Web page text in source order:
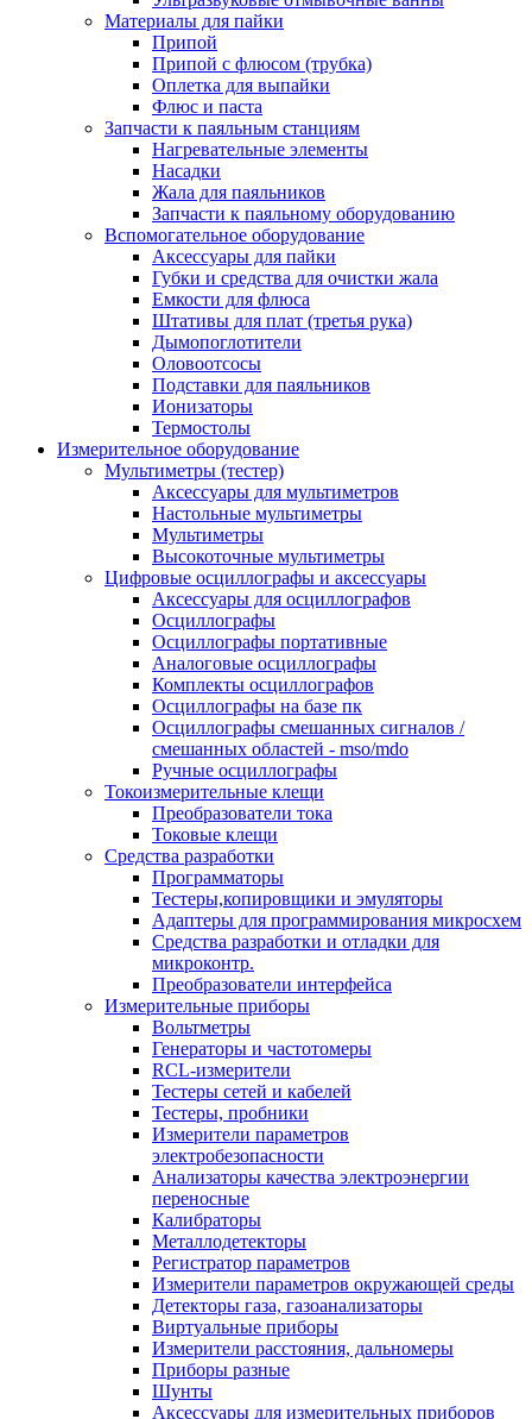
Материалы для пайки
Припой
Припой с флюсом (трубка)
Оплетка для выпайки
Флюс и паста
Запчасти к паяльным станциям
Нагревательные элементы
Насадки
Жала для паяльников
Запчасти к паяльному оборудованию
Вспомогательное оборудование
Аксессуары для пайки
Губки и средства для очистки жала
Емкости для флюса
Штативы для плат (третья рука)
Дымопоглотители
Оловоотсосы
Подставки для паяльников
Ионизаторы
Термостолы
Измерительное оборудование
Мультиметры (тестер)
Аксессуары для мультиметров
Настольные мультиметры
Мультиметры
Высокоточные мультиметры
Цифровые осциллографы и аксессуары
Аксессуары для осциллографов
Осциллографы
Осциллографы портативные
Аналоговые осциллографы
Комплекты осциллографов
Осциллографы на базе пк
Осциллографы смешанных сигналов /
смешанных областей - mso/mdo
Ручные осциллографы
Токоизмерительные клещи
Преобразователи тока
Токовые клещи
Средства разработки
Программаторы
Тестеры,копировщики и эмуляторы
Адаптеры для программирования микросхем
Cредства разработки и отладки для
микроконтр.
Преобразователи интерфейса
Измерительные приборы
Вольтметры
Генераторы и частотомеры
RCL-измерители
Тестеры сетей и кабелей
Тестеры, пробники
Измерители параметров
электробезопасности
Анализаторы качества электроэнергии
переносные
Калибраторы
Металлодетекторы
Регистратор параметров
Измерители параметров окружающей среды
Детекторы газа, газоанализаторы
Виртуальные приборы
Измерители расстояния, дальномеры
Приборы разные
Шунты
Аксессуары для измерительных приборов